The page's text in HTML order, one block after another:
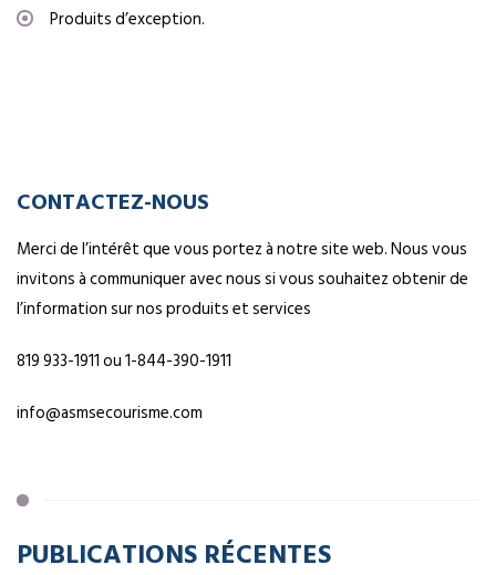
Produits d’exception.
CONTACTEZ-NOUS
Merci de l’intérêt que vous portez à notre site web. Nous vous
invitons à communiquer avec nous si vous souhaitez obtenir de
l’information sur nos produits et services
819 933-1911 ou 1-844-390-1911
info@asmsecourisme.com
PUBLICATIONS RÉCENTES